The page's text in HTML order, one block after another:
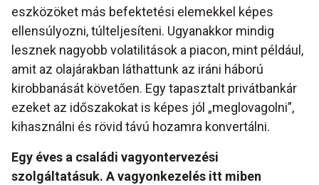
eszközöket más befektetési elemekkel képes
ellensúlyozni, túlteljesíteni. Ugyanakkor mindig
lesznek nagyobb volatilitások a piacon, mint például,
amit az olajárakban láthattunk az iráni háború
kirobbanását követően. Egy tapasztalt privátbankár
ezeket az időszakokat is képes jól „meglovagolni”,
kihasználni és rövid távú hozamra konvertálni.
Egy éves a családi vagyontervezési
szolgáltatásuk. A vagyonkezelés itt miben